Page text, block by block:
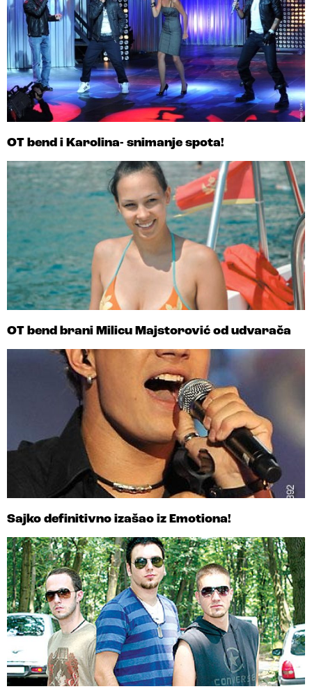
OT bend i Karolina- snimanje spota!
OT bend brani Milicu Majstorović od udvarača
Sajko definitivno izašao iz Emotiona!